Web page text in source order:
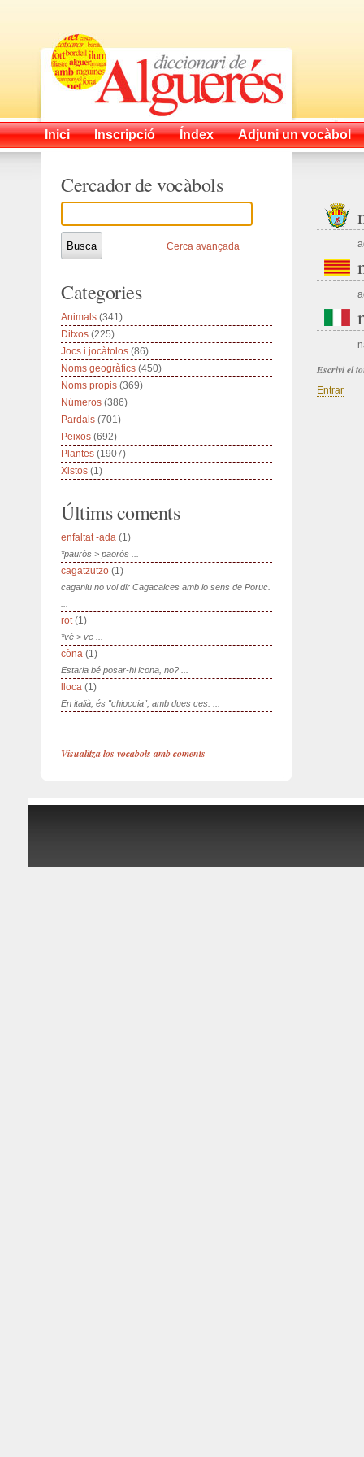
Inici Inscripció Índex Adjuni un vocàbol
Escrivi el
Entrar
Cercador de vocàbols
Cerca avançada
Categories
Animals (341)
Ditxos (225)
Jocs i jocàtolos (86)
Noms geogràfics (450)
Noms propis (369)
Números (386)
Pardals (701)
Peixos (692)
Plantes (1907)
Xistos (1)
Últims coments
enfaltat -ada (1)
*paurós > paorós ...
cagatzutzo (1)
caganiu no vol dir Cagacalces amb lo sens de Poruc.
rot(1)
*vé > ve ...
còna (1)
Estaria bé posar-hi icona, no? ...
lloca (1)
En italià, és "chioccia", amb dues ces. ...
Visualitza los vocabols amb coments